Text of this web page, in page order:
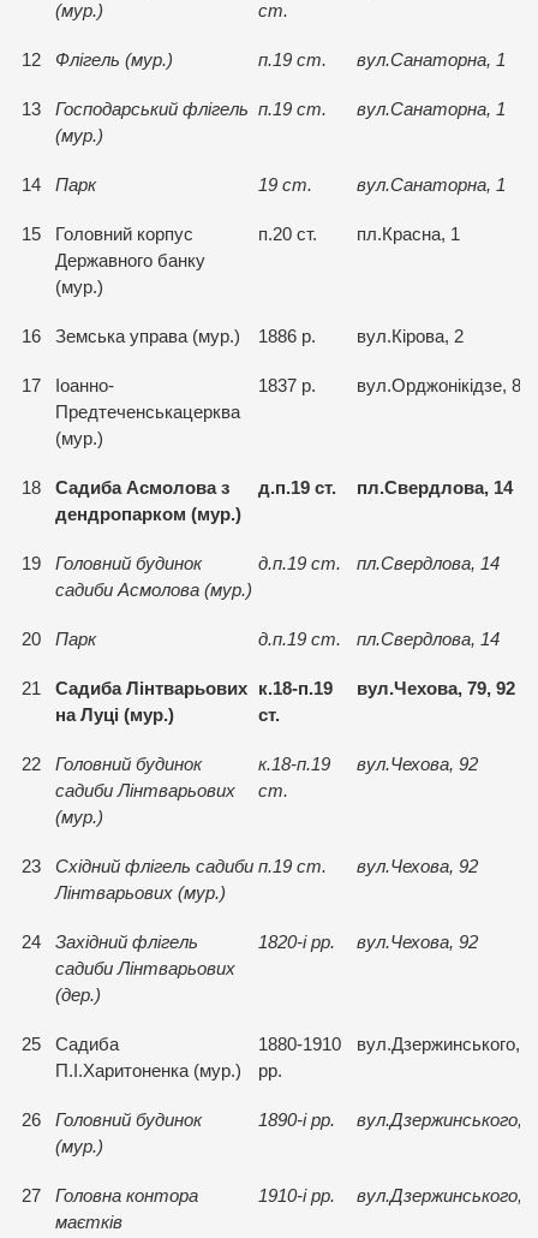
(мур.)
ст.
12 Флiгель (мур.) п.19 ст. вул.Санаторна, 1
13
Господарський флiгель
(мур.)
п.19 ст. вул.Санаторна, 1
14 Парк 19 ст. вул.Санаторна, 1
15
Головний корпус
Державного банку
(мур.)
п.20 ст. пл.Красна, 1
16 Земська управа (мур.) 1886 р. вул.Кiрова, 2
17
Iоанно-
Предтеченськацерква
(мур.)
1837 р. вул.Орджонiкiдзе, 87
18
Садиба Асмолова з
дендропарком (мур.)
д.п.19 ст. пл.Свердлова, 14
19
Головний будинок
садиби Асмолова (мур.)
д.п.19 ст. пл.Свердлова, 14
20 Парк д.п.19 ст. пл.Свердлова, 14
21
Садиба Лiнтварьових
на Луцi (мур.)
к.18-п.19
ст.
вул.Чехова, 79, 92
22
Головний будинок
садиби Лiнтварьових
(мур.)
к.18-п.19
ст.
вул.Чехова, 92
23
Схiдний флiгель садиби
Лiнтварьових (мур.)
п.19 ст. вул.Чехова, 92
24
Захiдний флiгель
садиби Лiнтварьових
(дер.)
1820-i рр. вул.Чехова, 92
25
Садиба
П.I.Харитоненка (мур.)
1880-1910
рр.
вул.Дзержинського, 4
26
Головний будинок
(мур.)
1890-i рр. вул.Дзержинського, 4
27
Головна контора
маєткiв
1910-i рр. вул.Дзержинського, 4